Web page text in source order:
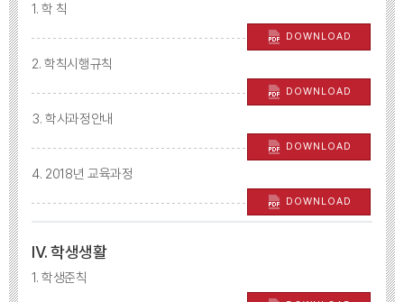
1. 학 칙
DOWNLOAD
2. 학칙시행규칙
DOWNLOAD
3. 학사과정안내
DOWNLOAD
4. 2018년 교육과정
DOWNLOAD
Ⅳ. 학생생활
1. 학생준칙